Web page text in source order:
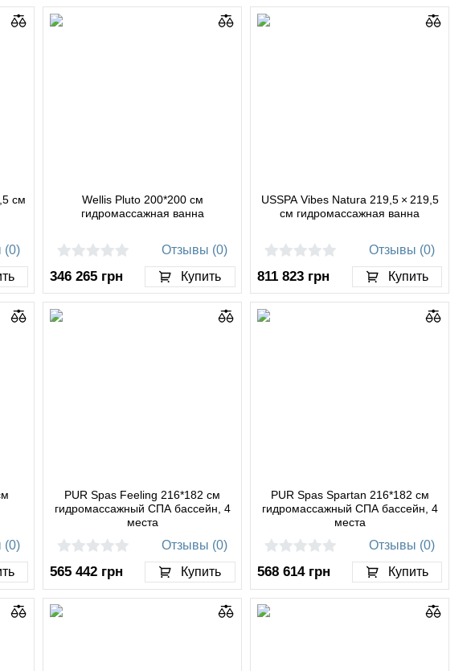
см
(0)
Wellis Pluto 200*200 см
гидромассажная ванна
Отзывы (0)
346 265 грн Купить
USSPA Vibes Natura 219,5 × 219,5
см гидромассажная ванна
Отзывы (0)
811 823 грн Купить
(0)
PUR Spas Feeling 216*182 см
гидромассажный СПА бассейн, 4
места
Отзывы (0)
565 442 грн Купить
PUR Spas Spartan 216*182 см
гидромассажный СПА бассейн, 4
места
Отзывы (0)
568 614 грн Купить